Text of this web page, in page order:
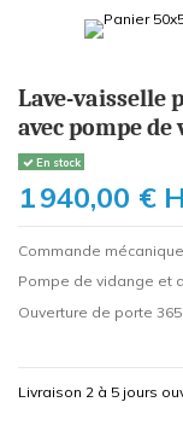
Lave-vaisselle
avec pompe de
En stock
1 940,00 €
Commande
Pompe de vidange et
Ouverture de porte 365
Livraison 2 à 5 jours